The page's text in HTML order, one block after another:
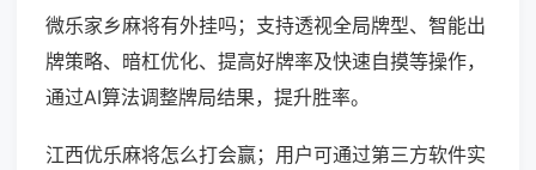
微乐家乡麻将有外挂吗；支持透视全局牌型、智能出
牌策略、暗杠优化、提高好牌率及快速自摸等操作，
通过AI算法调整牌局结果，提升胜率。
江西优乐麻将怎么打会赢；用户可通过第三方软件实